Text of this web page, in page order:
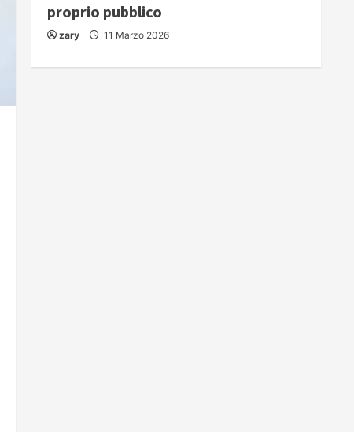
proprio pubblico
zary 11 Marzo 2026